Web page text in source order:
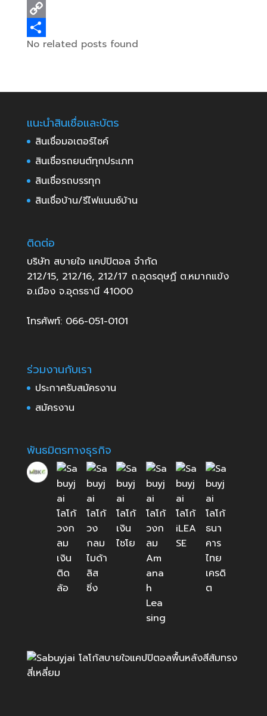
b
o
o
t
t
e
d
d
i
h
a
t
p
L
n
I
n
C
o
i
n
k
S
e
No related posts found
แนะนำสินเชื่อและบัตร
สินเชื่อมอเตอร์ไซค์
สินเชื่อรถยนต์ทุกประเภท
สินเชื่อรถบรรทุก
สินเชื่อบ้าน/รีไฟแนนซ์บ้าน
ติดต่อ
บริษัท สบายใจ แคปปิตอล จำกัด
212/15, 212/16, 212/17 ถ.อุดรดุษฏี ต.หมากแข้ง
อ.เมือง จ.อุดรธานี 41000
โทรศัพท์: 066-051-0101
ร่วมงานกับเรา
ประกาศรับสมัครงาน
สมัครงาน
พันธมิตรทางธุรกิจ